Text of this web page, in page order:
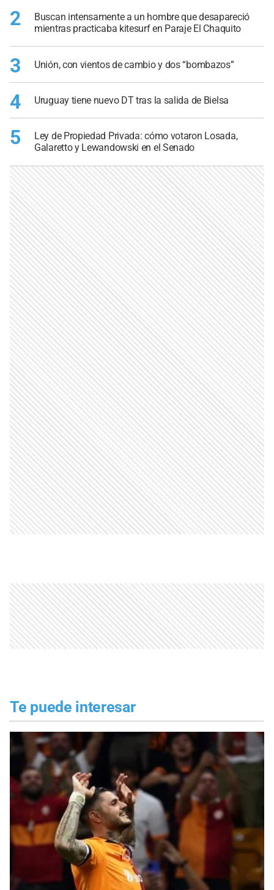
2
Buscan intensamente a un hombre que desapareció
mientras practicaba kitesurf en Paraje El Chaquito
3 Unión, con vientos de cambio y dos “bombazos”
4 Uruguay tiene nuevo DT tras la salida de Bielsa
5
Ley de Propiedad Privada: cómo votaron Losada,
Galaretto y Lewandowski en el Senado
Te puede interesar